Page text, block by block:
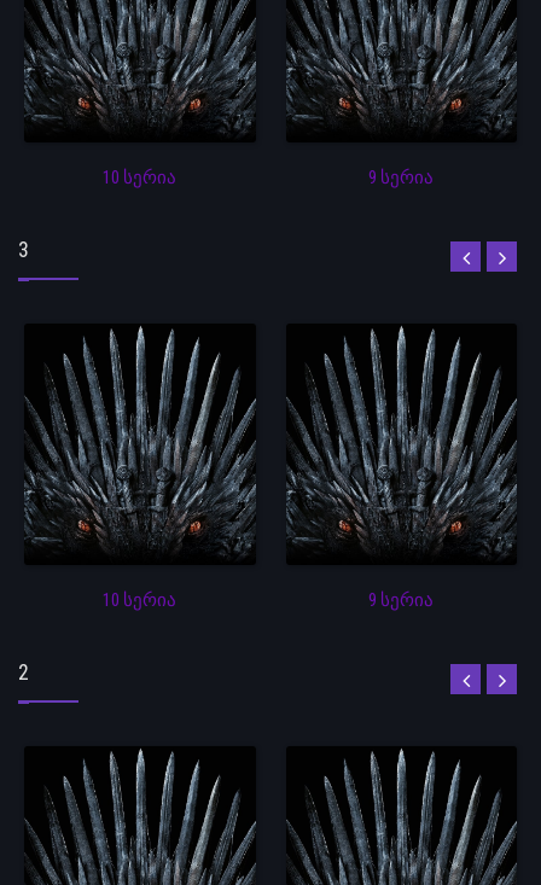
10 სერია 9 სერია
3
10 სერია 9 სერია
2